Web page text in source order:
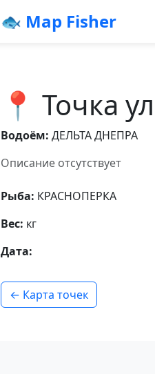
🐟 Map Fisher
📍 Точка
Водоём: ДЕЛЬТА ДНЕПРА
Описание отсутствует
Рыба: КРАСНОПЕРКА
Вес: кг
Дата:
← Карта точек